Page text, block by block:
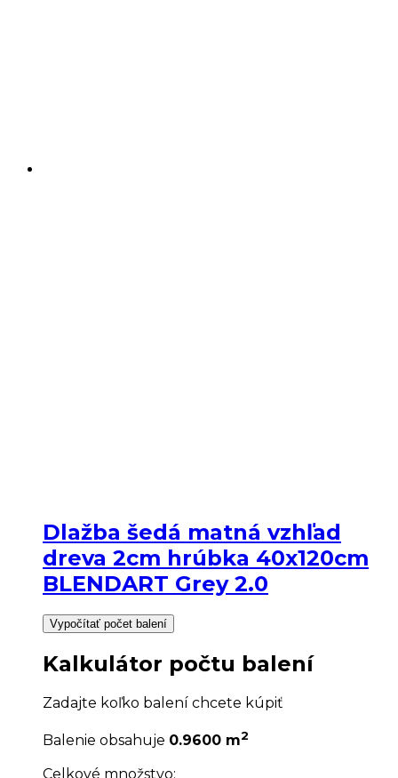
Dlažba šedá matná vzhľad
dreva 2cm hrúbka 40x120cm
BLENDART Grey 2.0
Vypočítať počet balení
Kalkulátor počtu balení
Zadajte koľko balení chcete kúpiť
Balenie obsahuje 0.9600 m2
Celkové množstvo: